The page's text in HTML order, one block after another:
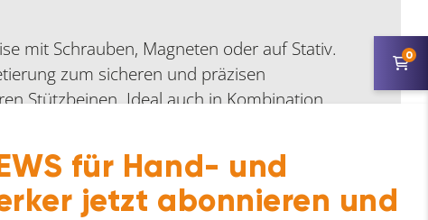
mit Schrauben, Magneten oder auf Stativ.
zum sicheren und präzisen
Stützbeinen. Ideal auch in Kombination
0
für Hand- und
jetzt abonnieren und